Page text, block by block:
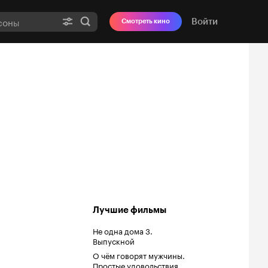
Смотреть кино Войти
Лучшие фильмы
Не одна дома 3.
Выпускной
О чём говорят мужчины.
Простые удовольствия